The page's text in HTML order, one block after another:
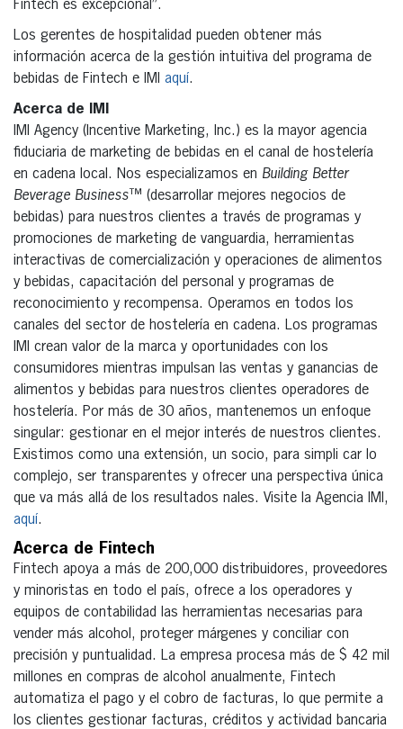
Fintech es excepcional”.
Los gerentes de hospitalidad pueden obtener más
información acerca de la gestión intuitiva del programa de
bebidas de Fintech e IMI aquí.
Acerca de IMI
IMI Agency (Incentive Marketing, Inc.) es la mayor agencia
fiduciaria de marketing de bebidas en el canal de hostelería
en cadena local. Nos especializamos en Building Better
Beverage Business™ (desarrollar mejores negocios de
bebidas) para nuestros clientes a través de programas y
promociones de marketing de vanguardia, herramientas
interactivas de comercialización y operaciones de alimentos
y bebidas, capacitación del personal y programas de
reconocimiento y recompensa. Operamos en todos los
canales del sector de hostelería en cadena. Los programas
IMI crean valor de la marca y oportunidades con los
consumidores mientras impulsan las ventas y ganancias de
alimentos y bebidas para nuestros clientes operadores de
hostelería. Por más de 30 años, mantenemos un enfoque
singular: gestionar en el mejor interés de nuestros clientes.
Existimos como una extensión, un socio, para simpli car lo
complejo, ser transparentes y ofrecer una perspectiva única
que va más allá de los resultados nales. Visite la Agencia IMI,
aquí.
Acerca de Fintech
Fintech apoya a más de 200,000 distribuidores, proveedores
y minoristas en todo el país, ofrece a los operadores y
equipos de contabilidad las herramientas necesarias para
vender más alcohol, proteger márgenes y conciliar con
precisión y puntualidad. La empresa procesa más de $ 42 mil
millones en compras de alcohol anualmente, Fintech
automatiza el pago y el cobro de facturas, lo que permite a
los clientes gestionar facturas, créditos y actividad bancaria